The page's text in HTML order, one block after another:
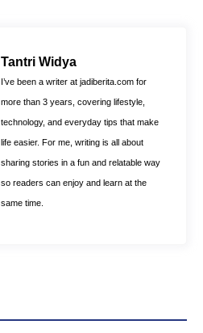
Tantri Widya
I’ve been a writer at jadiberita.com for
more than 3 years, covering lifestyle,
technology, and everyday tips that make
life easier. For me, writing is all about
sharing stories in a fun and relatable way
so readers can enjoy and learn at the
same time.